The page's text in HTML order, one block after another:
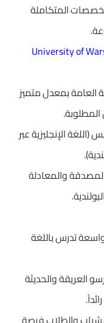
المتكاملة
University of
العامة بمعدل متميز
(اللغة الإنجليزية عبر
والمعادلة
تدرس باللغة
العريقة والحديثة